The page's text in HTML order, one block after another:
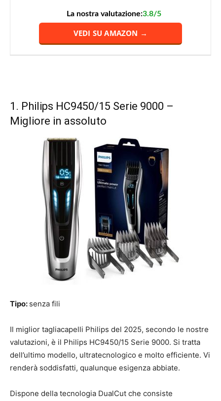
La nostra valutazione:3.8/5
VEDI SU AMAZON →
1. Philips HC9450/15 Serie 9000 –
Migliore in assoluto
Tipo: senza fili
Il miglior tagliacapelli Philips del 2025, secondo le nostre
valutazioni, è il Philips HC9450/15 Serie 9000. Si tratta
dell’ultimo modello, ultratecnologico e molto efficiente. Vi
renderà soddisfatti, qualunque esigenza abbiate.
Dispone della tecnologia DualCut che consiste